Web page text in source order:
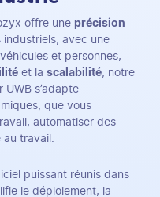
offre une précision
industriels, avec une
et personnes,
et la scalabilité, notre
s’adapte
que vous
automatiser des
travail.
puissant réunis dans
le déploiement, la